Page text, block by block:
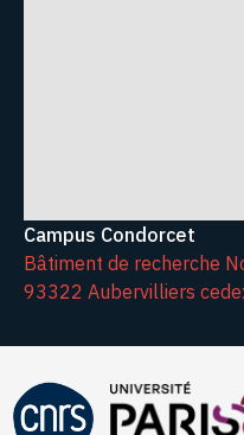
Campus Condorcet
Bâtiment de recherche
93322 Aubervilliers